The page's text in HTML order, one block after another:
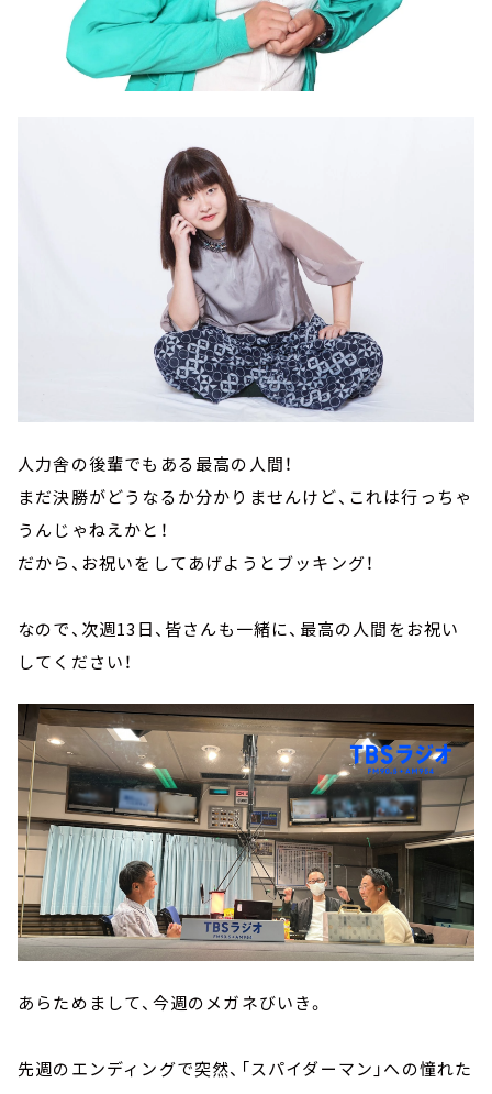
人力舎の後輩でもある最高の人間！
まだ決勝がどうなるか分かりませんけど、これは行っちゃ
うんじゃねえかと！
だから、お祝いをしてあげようとブッキング！
なので、次週13日、皆さんも一緒に、最高の人間をお祝い
してください！
あらためまして、今週のメガネびいき。
先週のエンディングで突然、「スパイダーマン」への憧れた